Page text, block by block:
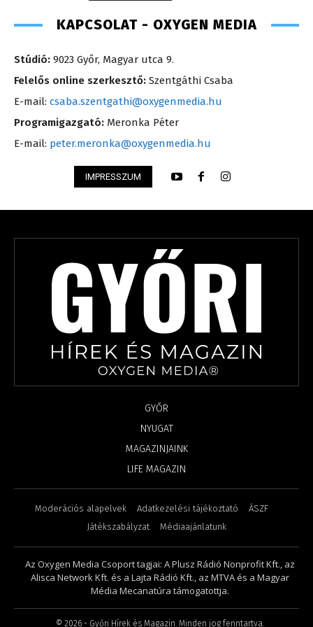
KAPCSOLAT - OXYGEN MEDIA
Stúdió: 9023 Győr, Magyar utca 9.
Felelős online szerkesztő: Szentgáthi Csaba
E-mail: csaba.szentgathi@oxygenmedia.hu
Programigazgató: Meronka Péter
E-mail: peter.meronka@oxygenmedia.hu
IMPRESSZUM
GYŐR
NYUGAT
MAGAZINJAINK
LIFE MAGAZIN
Moderációs alapelvek Adatkezelési tájékoztató
ÁSZF
Játékszabályzat
Médiaajánlatunk
Az Oxygen Media Csoport tagjai: A Plusz Rádió Nonprofit Kft., az
Alisca Network Kft. és a Lajta Rádió Kft., az MTVA és a Magyar
Média Mecanatúra támogatottja.
© 2026 - Győri Hírek és Magazin. Minden jog fenntartva.